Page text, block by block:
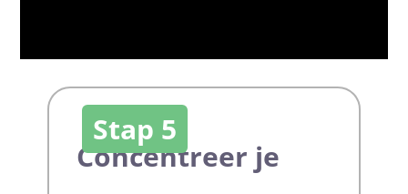
Stap 5
Concentreer je